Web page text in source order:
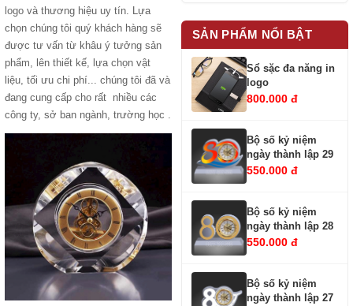
logo và thương hiệu uy tín. Lựa
chọn chúng tôi quý khách hàng sẽ
được tư vấn từ khâu ý tưởng sản
phẩm, lên thiết kế, lựa chọn vật
liệu, tối ưu chi phí... chúng tôi đã và
đang cung cấp cho rất nhiều các
công ty, sở ban ngành, trường học .
SẢN PHẨM NỔI BẬT
Sổ sặc đa năng in
logo
800.000 đ
Bộ số kỷ niệm
ngày thành lập 29
550.000 đ
Bộ số kỷ niệm
ngày thành lập 28
550.000 đ
Bộ số kỷ niệm
ngày thành lập 27